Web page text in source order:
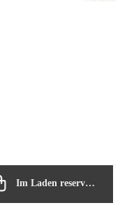
Im Laden reservieren